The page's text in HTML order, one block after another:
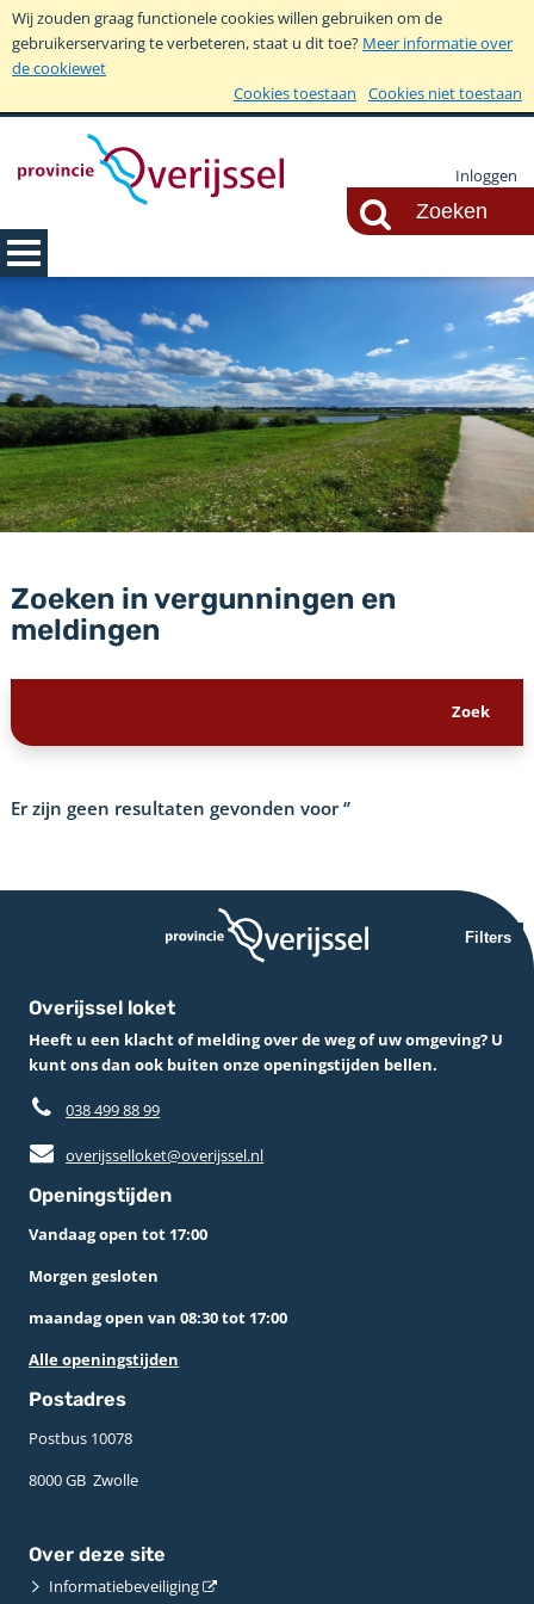
Wij zouden graag functionele cookies willen gebruiken om de
gebruikerservaring te verbeteren, staat u dit toe? Meer informatie over
de cookiewet
Cookies toestaan
Cookies niet toestaan
Inloggen
Zoeken in vergunningen en
meldingen
Er zijn geen resultaten gevonden voor‘’
Filters
Overijssel loket
Heeft u een klacht of melding over de weg of uw omgeving? U
kunt ons dan ook buiten onze openingstijden bellen.
038 499 88 99
overijsselloket@overijssel.nl
Openingstijden
Vandaag open tot 17:00
Morgen gesloten
maandag open van 08:30 tot 17:00
Alle openingstijden
Postadres
Postbus 10078 ­
8000 GB ­ Zwolle
Over deze site
Informatiebeveiliging